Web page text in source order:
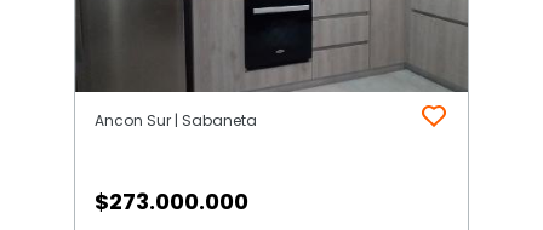
Ancon Sur | Sabaneta
$273.000.000